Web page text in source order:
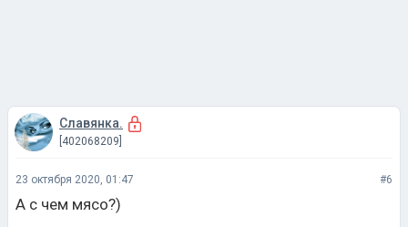
Славянка.
[402068209]
23 октября 2020, 01:47 #6
А с чем мясо?)